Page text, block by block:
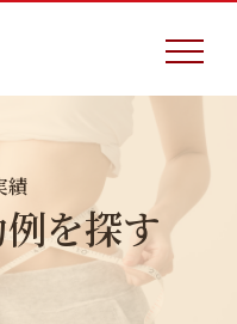
績
を探す